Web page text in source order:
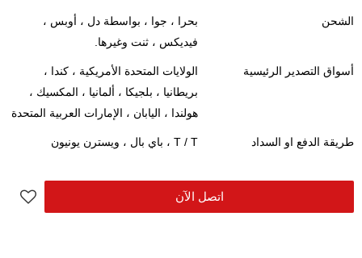
الشحن
بحرا ، جوا ، بواسطة دل ، أوبس ،
فيديكس ، ثنت وغيرها.
أسواق التصدير الرئيسية
الولايات المتحدة الأمريكية ، كندا ،
بريطانيا ، بلجيكا ، ألمانيا ، المكسيك ،
هولندا ، اليابان ، الإمارات العربية المتحدة
طريقة الدفع او السداد T / T ، باي بال ، ويسترن يونيون
اتصل الآن